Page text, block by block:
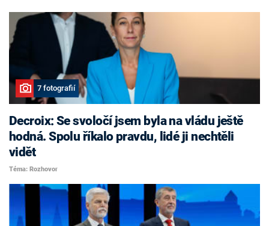
7 fotografií
Decroix: Se svoločí jsem byla na vládu ještě
hodná. Spolu říkalo pravdu, lidé ji nechtěli
vidět
Téma: Rozhovor